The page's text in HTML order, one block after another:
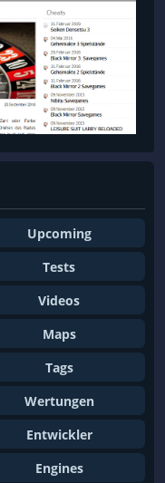
Upcoming
Tests
Videos
Maps
Tags
Wertungen
Entwickler
Engines